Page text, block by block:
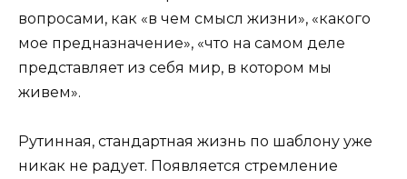
вопросами, как «в чем смысл жизни», «какого
мое предназначение», «что на самом деле
представляет из себя мир, в котором мы
живем».
Рутинная, стандартная жизнь по шаблону уже
никак не радует. Появляется стремление